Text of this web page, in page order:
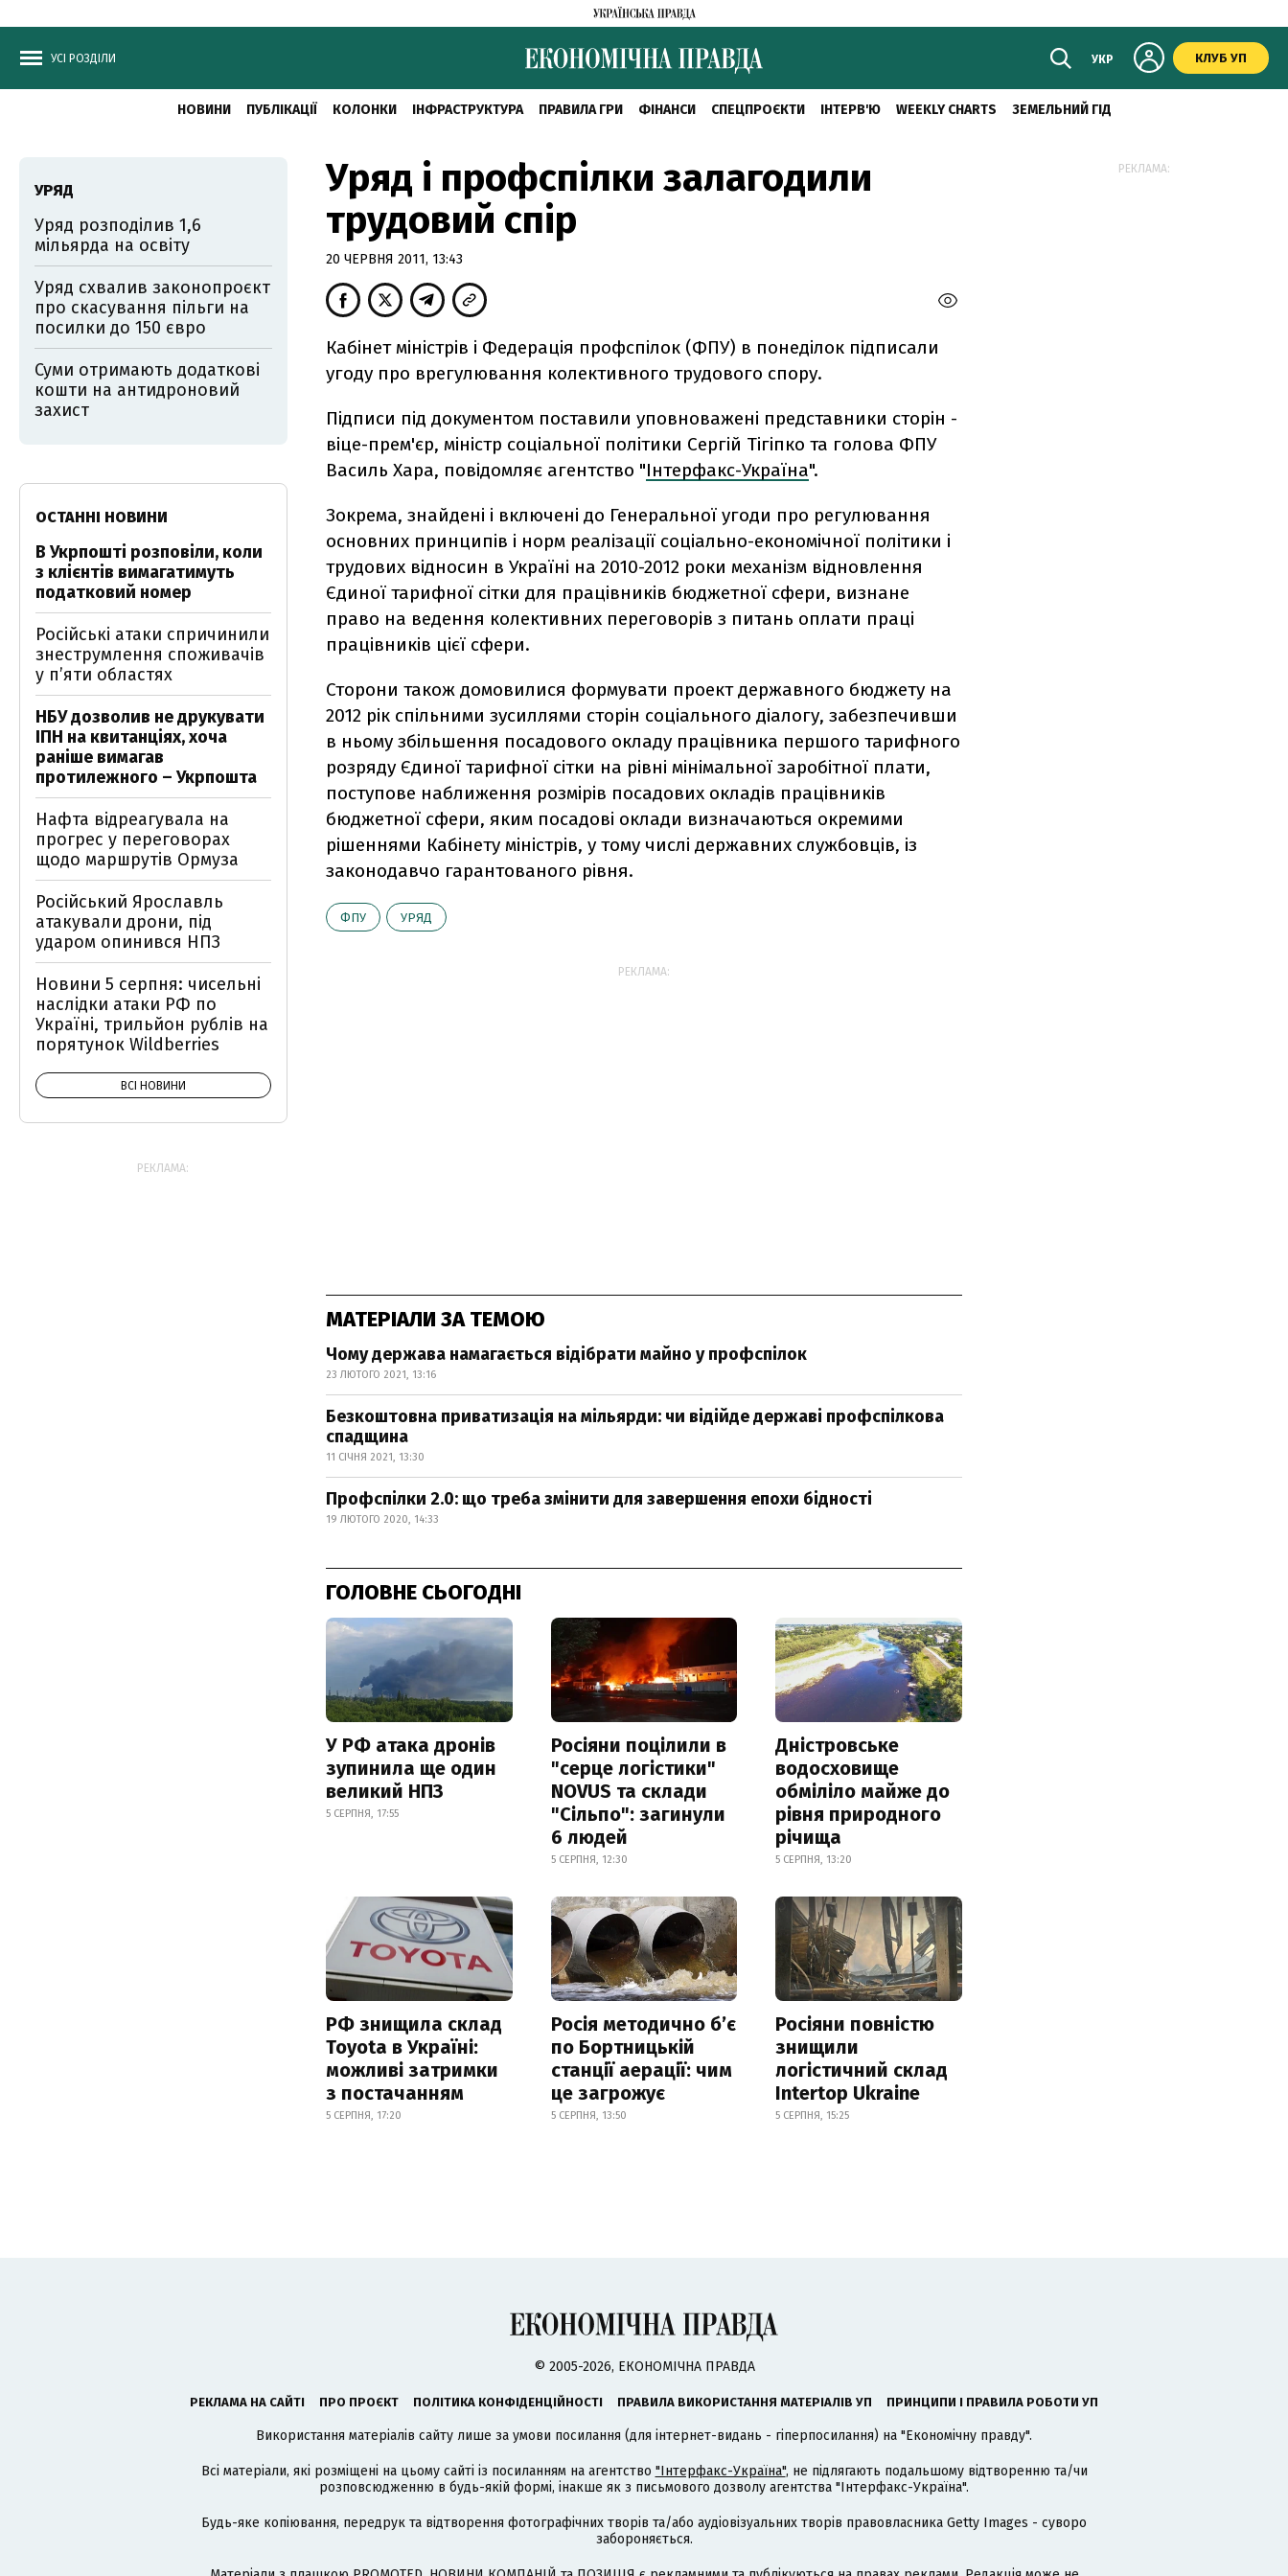
УСІ РОЗДІЛИ УКР КЛУБ УП
НОВИНИ ПУБЛІКАЦІЇ КОЛОНКИ ІНФРАСТРУКТУРА ПРАВИЛА ГРИ ФІНАНСИ СПЕЦПРОЄКТИ ІНТЕРВ'Ю WEEKLY CHARTS ЗЕМЕЛЬНИЙ ГІД
Уряд і профспілки залагодили
трудовий спір
20 ЧЕРВНЯ 2011, 13:43
Кабінет міністрів і Федерація профспілок (ФПУ) в понеділок підписали
угоду про врегулювання колективного трудового спору.
Підписи під документом поставили уповноважені представники сторін -
віце-прем'єр, міністр соціальної політики Сергій Тігіпко та голова ФПУ
Василь Хара, повідомляє агентство "Інтерфакс-Україна".
Зокрема, знайдені і включені до Генеральної угоди про регулювання
основних принципів і норм реалізації соціально-економічної політики і
трудових відносин в Україні на 2010-2012 роки механізм відновлення
Єдиної тарифної сітки для працівників бюджетної сфери, визнане
право на ведення колективних переговорів з питань оплати праці
працівників цієї сфери.
Сторони також домовилися формувати проект державного бюджету на
2012 рік спільними зусиллями сторін соціального діалогу, забезпечивши
в ньому збільшення посадового окладу працівника першого тарифного
розряду Єдиної тарифної сітки на рівні мінімальної заробітної плати,
поступове наближення розмірів посадових окладів працівників
бюджетної сфери, яким посадові оклади визначаються окремими
рішеннями Кабінету міністрів, у тому числі державних службовців, із
законодавчо гарантованого рівня.
ФПУ УРЯД
РЕКЛАМА:
МАТЕРІАЛИ ЗА ТЕМОЮ
Чому держава намагається відібрати майно у профспілок
23 ЛЮТОГО 2021, 13:16
Безкоштовна приватизація на мільярди: чи відійде державі профспілкова
спадщина
11 СІЧНЯ 2021, 13:30
Профспілки 2.0: що треба змінити для завершення епохи бідності
19 ЛЮТОГО 2020, 14:33
ГОЛОВНЕ СЬОГОДНІ
У РФ атака дронів
зупинила ще один
великий НПЗ
5 СЕРПНЯ, 17:55
Росіяни поцілили в
"серце логістики"
NOVUS та склади
"Сільпо": загинули
6 людей
5 СЕРПНЯ, 12:30
Дністровське
водосховище
обміліло майже до
рівня природного
річища
5 СЕРПНЯ, 13:20
РФ знищила склад
Toyota в Україні:
можливі затримки
з постачанням
5 СЕРПНЯ, 17:20
Росія методично б’є
по Бортницькій
станції аерації: чим
це загрожує
5 СЕРПНЯ, 13:50
Росіяни повністю
знищили
логістичний склад
Intertop Ukraine
5 СЕРПНЯ, 15:25
УРЯД
Уряд розподілив 1,6
мільярда на освіту
Уряд схвалив законопроєкт
про скасування пільги на
посилки до 150 євро
Суми отримають додаткові
кошти на антидроновий
захист
ОСТАННІ НОВИНИ
В Укрпошті розповіли, коли
з клієнтів вимагатимуть
податковий номер
Російські атаки спричинили
знеструмлення споживачів
у п’яти областях
НБУ дозволив не друкувати
ІПН на квитанціях, хоча
раніше вимагав
протилежного – Укрпошта
Нафта відреагувала на
прогрес у переговорах
щодо маршрутів Ормуза
Російський Ярославль
атакували дрони, під
ударом опинився НПЗ
Новини 5 серпня: чисельні
наслідки атаки РФ по
Україні, трильйон рублів на
порятунок Wildberries
ВСІ НОВИНИ
РЕКЛАМА:
РЕКЛАМА:
© 2005-2026, ЕКОНОМІЧНА ПРАВДА
РЕКЛАМА НА САЙТІ ПРО ПРОЄКТ ПОЛІТИКА КОНФІДЕНЦІЙНОСТІ ПРАВИЛА ВИКОРИСТАННЯ МАТЕРІАЛІВ УП ПРИНЦИПИ І ПРАВИЛА РОБОТИ УП
Використання матеріалів сайту лише за умови посилання (для інтернет-видань - гіперпосилання) на "Економічну правду".
Всі матеріали, які розміщені на цьому сайті із посиланням на агентство "Інтерфакс-Україна", не підлягають подальшому відтворенню та/чи
розповсюдженню в будь-якій формі, інакше як з письмового дозволу агентства "Інтерфакс-Україна".
Будь-яке копіювання, передрук та відтворення фотографічних творів та/або аудіовізуальних творів правовласника Getty Images - суворо
забороняється.